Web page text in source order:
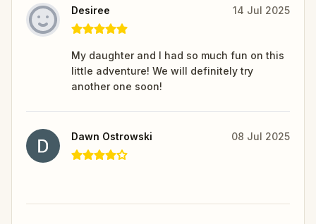
Desiree 14 Jul 2025
My daughter and I had so much fun on this
little adventure! We will definitely try
another one soon!
Dawn Ostrowski 08 Jul 2025